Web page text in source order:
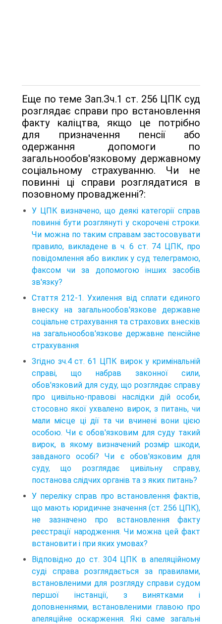
Еще по теме Зап.Зч.1 ст. 256 ЦПК суд
розглядає справи про встановлення
факту каліцтва, якщо це потрібно
для призначення пенсії або
одержання допомоги по
загальнообов'язковому державному
соціальному страхуванню. Чи не
повинні ці справи розглядатися в
позовному провадженні?:
У ЦПК визначено, що деякі категорії справ
повинні бути розглянуті у скорочені строки.
Чи можна по таким справам застосовувати
правило, викладене в ч. 6 ст. 74 ЦПК, про
повідомлення або виклик у суд телеграмою,
факсом чи за допомогою інших засобів
зв'язку?
Стаття 212-1. Ухилення від сплати єдиного
внеску на загальнообов'язкове державне
соціальне страхування та страхових внесків
на загальнообов'язкове державне пенсійне
страхування
Згідно зч.4 ст. 61 ЦПК вирок у кримінальній
справі, що набрав законної сили,
обов'язковий для суду, що розглядає справу
про цивільно-правові наслідки дій особи,
стосовно якої ухвалено вирок, з питань, чи
мали місце ці дії та чи вчинені вони цією
особою. Чи є обов'язковим для суду такий
вирок, в якому визначений розмір шкоди,
завданого особі? Чи є обов'язковим для
суду, що розглядає цивільну справу,
постанова слідчих органів та з яких питань?
У переліку справ про встановлення фактів,
що мають юридичне значення (ст. 256 ЦПК),
не зазначено про встановлення факту
реєстрації народження. Чи можна цей факт
встановити і при яких умовах?
Відповідно до ст. 304 ЦПК в апеляційному
суді справа розглядається за правилами,
встановленими для розгляду справи судом
першої інстанції, з винятками і
доповненнями, встановленими главою про
апеляційне оскарження. Які саме загальні